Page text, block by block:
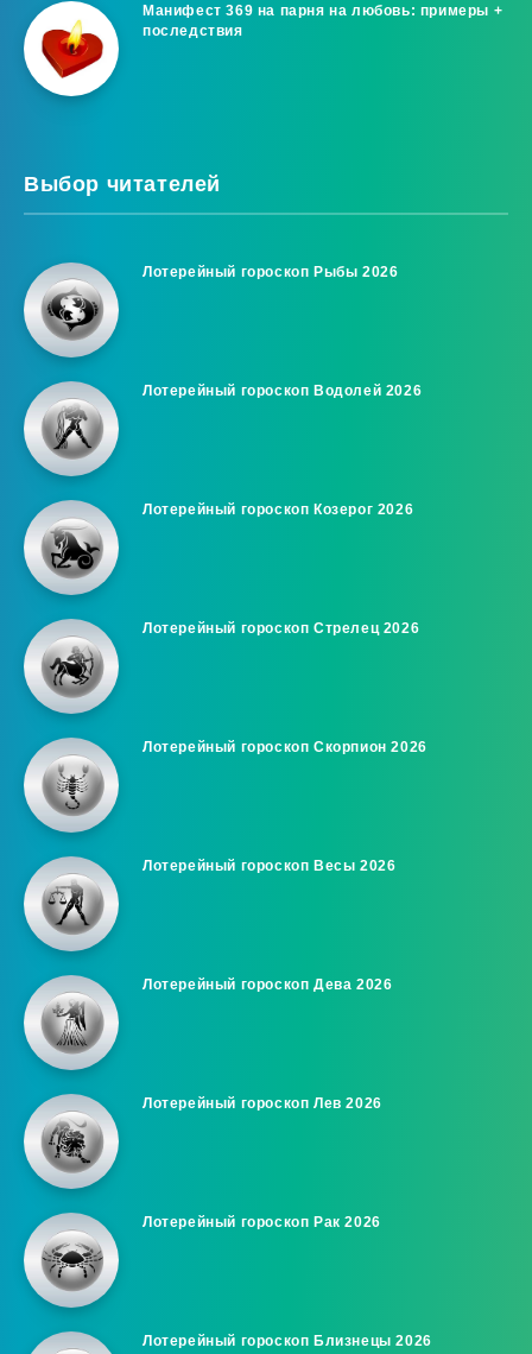
Манифест 369 на парня на любовь: примеры +
последствия
Выбор читателей
Лотерейный гороскоп Рыбы 2026
Лотерейный гороскоп Водолей 2026
Лотерейный гороскоп Козерог 2026
Лотерейный гороскоп Стрелец 2026
Лотерейный гороскоп Скорпион 2026
Лотерейный гороскоп Весы 2026
Лотерейный гороскоп Дева 2026
Лотерейный гороскоп Лев 2026
Лотерейный гороскоп Рак 2026
Лотерейный гороскоп Близнецы 2026